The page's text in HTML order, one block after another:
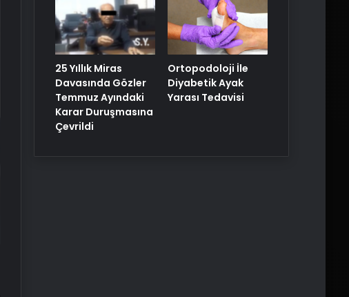
25 Yıllık Miras
Davasında Gözler
Temmuz Ayındaki
Karar Duruşmasına
Çevrildi
Ortopodoloji İle
Diyabetik Ayak
Yarası Tedavisi